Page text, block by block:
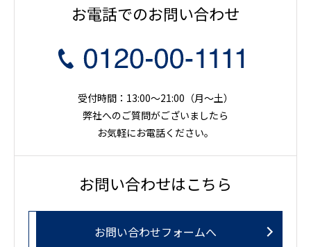
お電話でのお問い合わせ
受付時間：13:00～21:00（月〜土）
弊社へのご質問がございましたら
お気軽にお電話ください。
お問い合わせはこちら
お問い合わせフォームへ